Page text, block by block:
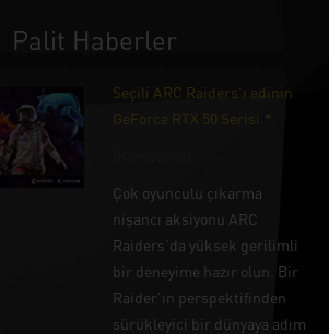
Palit Haberler
Seçili ARC Raiders'ı edinin
GeForce RTX 50 Serisi.*
Çok oyunculu çıkarma
nişancı aksiyonu ARC
Raiders'da yüksek gerilimli
bir deneyime hazır olun. Bir
Raider'ın perspektifinden
sürükleyici bir dünyaya adım